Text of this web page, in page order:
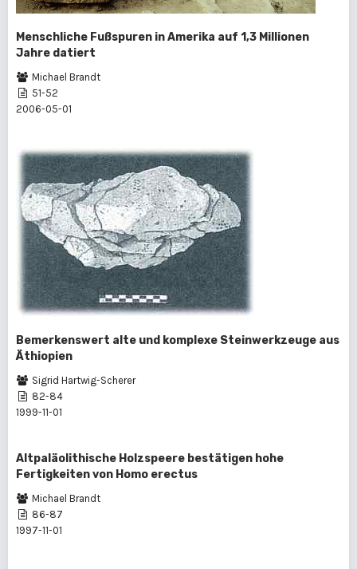
Menschliche Fußspuren in Amerika auf 1,3 Millionen
Jahre datiert
Michael Brandt
51-52
2006-05-01
Bemerkenswert alte und komplexe Steinwerkzeuge aus
Äthiopien
Sigrid Hartwig-Scherer
82-84
1999-11-01
Altpaläolithische Holzspeere bestätigen hohe
Fertigkeiten von Homo erectus
Michael Brandt
86-87
1997-11-01